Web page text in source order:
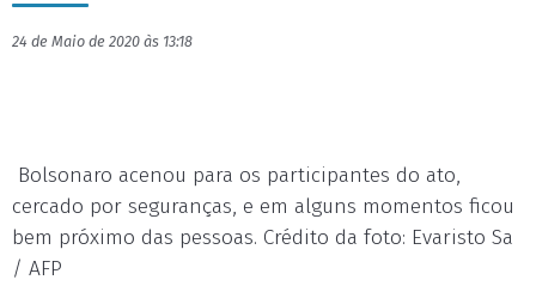
24 de Maio de 2020 às 13:18
Bolsonaro acenou para os participantes do ato,
cercado por seguranças, e em alguns momentos ficou
bem próximo das pessoas. Crédito da foto: Evaristo Sa
/ AFP